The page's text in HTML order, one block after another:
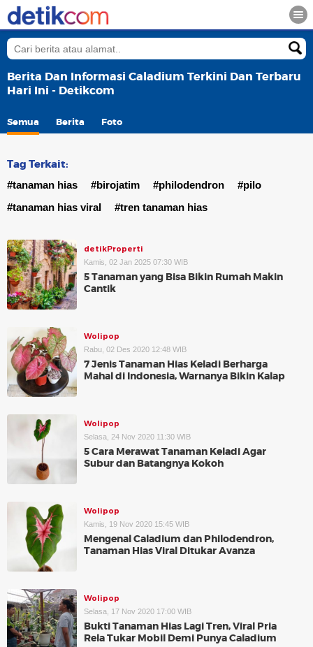
Berita Dan Informasi Caladium Terkini Dan Terbaru
Hari Ini - Detikcom
Semua Berita Foto
Tag Terkait:
#tanaman hias #birojatim #philodendron
#pilo
#tanaman hias viral
#tren tanaman hias
detikProperti
Kamis, 02 Jan 2025 07:30 WIB
5 Tanaman yang Bisa Bikin Rumah Makin
Cantik
Wolipop
Rabu, 02 Des 2020 12:48 WIB
7 Jenis Tanaman Hias Keladi Berharga
Mahal di Indonesia, Warnanya Bikin Kalap
Wolipop
Selasa, 24 Nov 2020 11:30 WIB
5 Cara Merawat Tanaman Keladi Agar
Subur dan Batangnya Kokoh
Wolipop
Kamis, 19 Nov 2020 15:45 WIB
Mengenal Caladium dan Philodendron,
Tanaman Hias Viral Ditukar Avanza
Wolipop
Selasa, 17 Nov 2020 17:00 WIB
Bukti Tanaman Hias Lagi Tren, Viral Pria
Rela Tukar Mobil Demi Punya Caladium